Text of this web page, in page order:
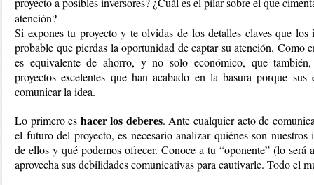
atención?
Si expones tu proyecto y te olvidas de los detalles claves que los
probable que pierdas la oportunidad de captar su atención. Como
es equivalente de ahorro, y no solo económico, que
proyectos excelentes que han acabado en la basura porque sus
comunicar la idea.
Lo primero es hacer los deberes. Ante cualquier acto de
el futuro del proyecto, es necesario analizar quiénes son nuestros
de ellos y qué podemos ofrecer. Conoce a tu “oponente” (lo será
aprovecha sus debilidades comunicativas para cautivarle. Todo el